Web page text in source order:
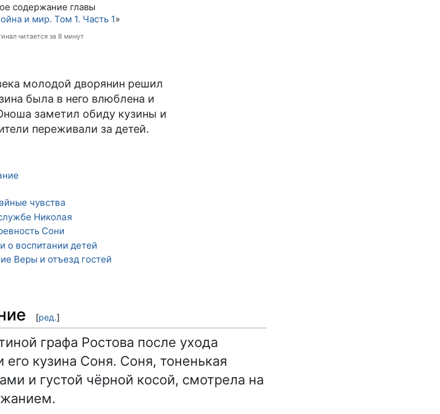
содержание главы
и мир. Том 1. Часть 1»
читается за 8 минут
молодой дворянин решил
была в него влюблена и
заметил обиду кузины и
переживали за детей.
чувства
Николая
Сони
о воспитании детей
Веры и отъезд гостей
[ред.]
графа Ростова после ухода
кузина Соня. Соня, тоненькая
и густой чёрной косой, смотрела на